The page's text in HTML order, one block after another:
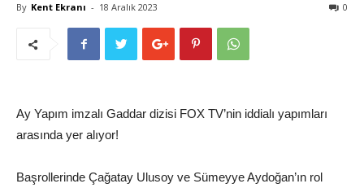
By Kent Ekranı - 18 Aralık 2023 0
Ay Yapım imzalı Gaddar dizisi FOX TV’nin iddialı yapımları
arasında yer alıyor!
Başrollerinde Çağatay Ulusoy ve Sümeyye Aydoğan’ın rol